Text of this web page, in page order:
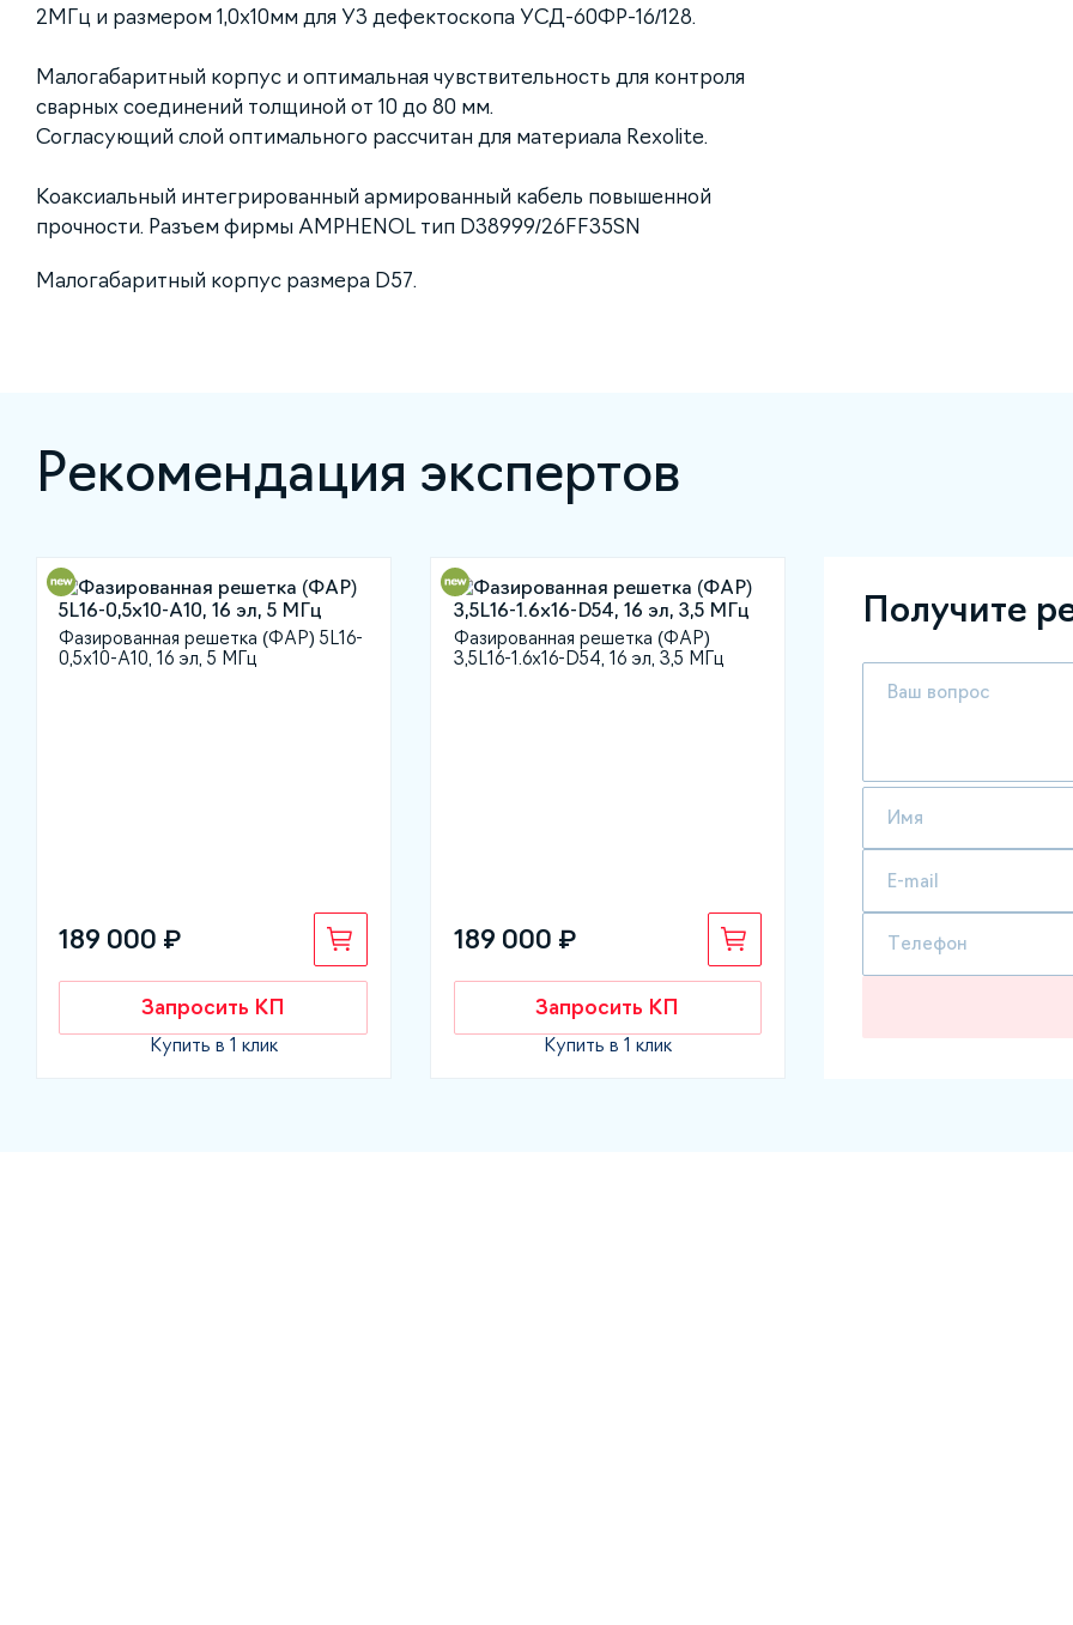
2МГц и размером 1,0х10мм для УЗ дефектоскопа УСД-60ФР-16/128.
Малогабаритный корпус и оптимальная чувствительность для контроля
сварных соединений толщиной от 10 до 80 мм.
Согласующий слой оптимального расcчитан для материала Rexolite.
Коаксиальный интегрированный армированный кабель повышенной
прочности. Разъем фирмы AMPHENOL тип D38999/26FF35SN
Малогабаритный корпус размера D57.
Рекомендация экспертов
Фазированная решетка (ФАР) 5L16-
0,5х10-A10, 16 эл, 5 МГц
189 000 ₽
Запросить КП
Купить в 1 клик
Фазированная решетка (ФАР)
3,5L16-1.6х16-D54, 16 эл, 3,5 МГц
189 000 ₽
Запросить КП
Купить в 1 клик
Получите